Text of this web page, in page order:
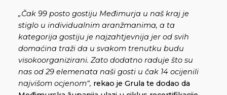
„Čak 99 posto gostiju Međimurja u naš kraj je
stiglo u individualnim aranžmanima, a ta
kategorija gostiju je najzahtjevnija jer od svih
domaćina traži da u svakom trenutku budu
visokoorganizirani. Zato dodatno raduje što su
nas od 29 elemenata naši gosti u čak 14 ocijenili
najvišom ocjenom“, rekao je Grula te dodao da